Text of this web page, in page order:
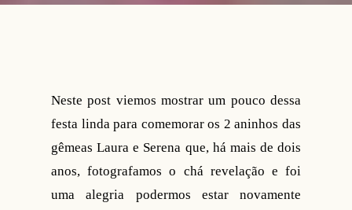
Neste post viemos mostrar um pouco dessa
festa linda para comemorar os 2 aninhos das
gêmeas Laura e Serena que, há mais de dois
anos, fotografamos o chá revelação e foi
uma alegria podermos estar novamente